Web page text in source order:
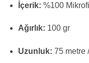
İçerik: %100
Ağırlık: 100 gr
Uzunluk: 75 metre